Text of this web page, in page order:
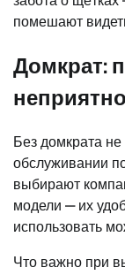
помешают
Домкрат:
Без домкрата
обслуживании
выбирают
модели — их
использовать
Что важно при